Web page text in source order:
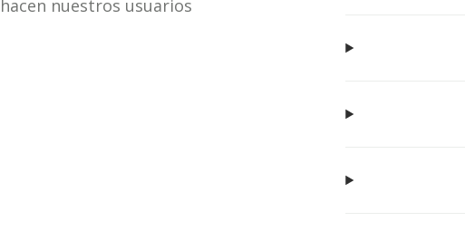
hacen nuestros usuarios